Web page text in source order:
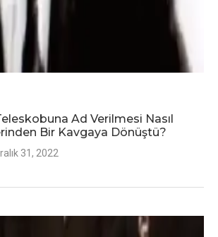
Ad Verilmesi Nasıl
Bir Kavgaya Dönüştü?
31, 2022